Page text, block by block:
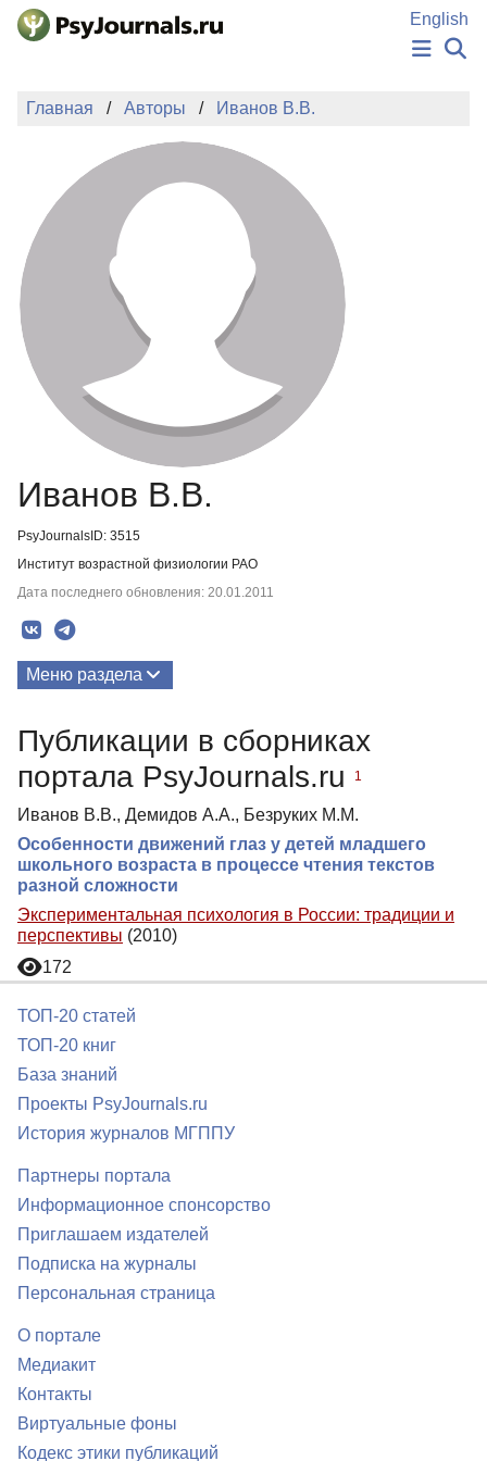
Перейти к основному содержанию
English
НОВОСТИ
АВТОРЫ
ПОДАТЬ РУКОПИСЬ
БАЗА ЗНАНИЙ
КЛЮЧЕВЫЕ СЛОВА
Регистрация
Главная Авторы Иванов В.В.
Иванов В.В.
PsyJournalsID: 3515
Институт возрастной физиологии РАО
Дата последнего обновления: 20.01.2011
Меню раздела
Публикации в сборниках
портала PsyJournals.ru
1
Иванов В.В., Демидов А.А., Безруких М.М.
Особенности движений глаз у детей младшего
школьного возраста в процессе чтения текстов
разной сложности
Экспериментальная психология в России: традиции и
перспективы (2010)
172
ТОП-20 статей
ТОП-20 книг
База знаний
Проекты PsyJournals.ru
История журналов МГППУ
Партнеры портала
Информационное спонсорство
Приглашаем издателей
Подписка на журналы
Персональная страница
О портале
Медиакит
Контакты
Виртуальные фоны
Кодекс этики публикаций